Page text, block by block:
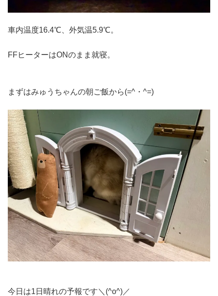
車内温度16.4℃、外気温5.9℃。
FFヒーターはONのまま就寝。
まずはみゅうちゃんの朝ご飯から(=^・^=)
今日は1日晴れの予報です＼(^o^)／